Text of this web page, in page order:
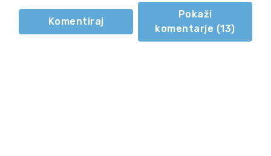
Komentiraj
Pokaži
komentarje (13)